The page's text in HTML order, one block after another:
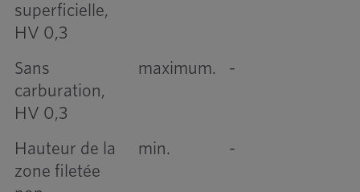
superficielle,
HV 0,3
Sans
carburation,
HV 0,3
maximum. -
Hauteur de la
zone filetée
min. -